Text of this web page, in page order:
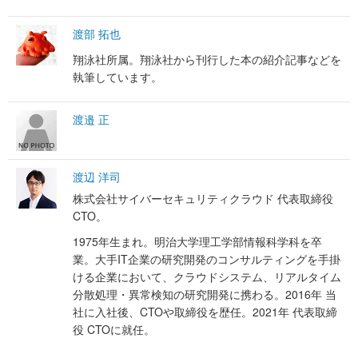
渡部 拓也
翔泳社所属。翔泳社から刊行した本の紹介記事などを
執筆しています。
渡邉 正
渡辺 洋司
株式会社サイバーセキュリティクラウド代表取締役
CTO。
1975年生まれ。明治大学理工学部情報科学科を卒
業。大手IT企業の研究開発のコンサルティングを手掛
ける企業において、クラウドシステム、リアルタイム
分散処理・異常検知の研究開発に携わる。2016年 当
社に入社後、CTOや取締役を歴任。2021年 代表取締
役 CTOに就任。